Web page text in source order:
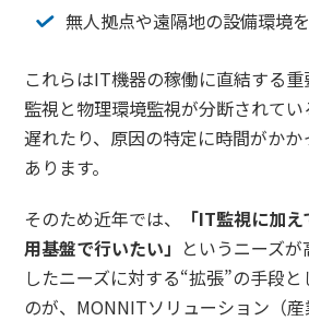
無人拠点や遠隔地の設備環境
これらはIT機器の稼働に直結する
監視と物理環境監視が分断されて
遅れたり、原因の特定に時間がか
あります。
そのため近年では、
「IT監視に加
用基盤で行いたい」 というニーズ
したニーズに対する“拡張”の手段
のが、MONNITソリューション（